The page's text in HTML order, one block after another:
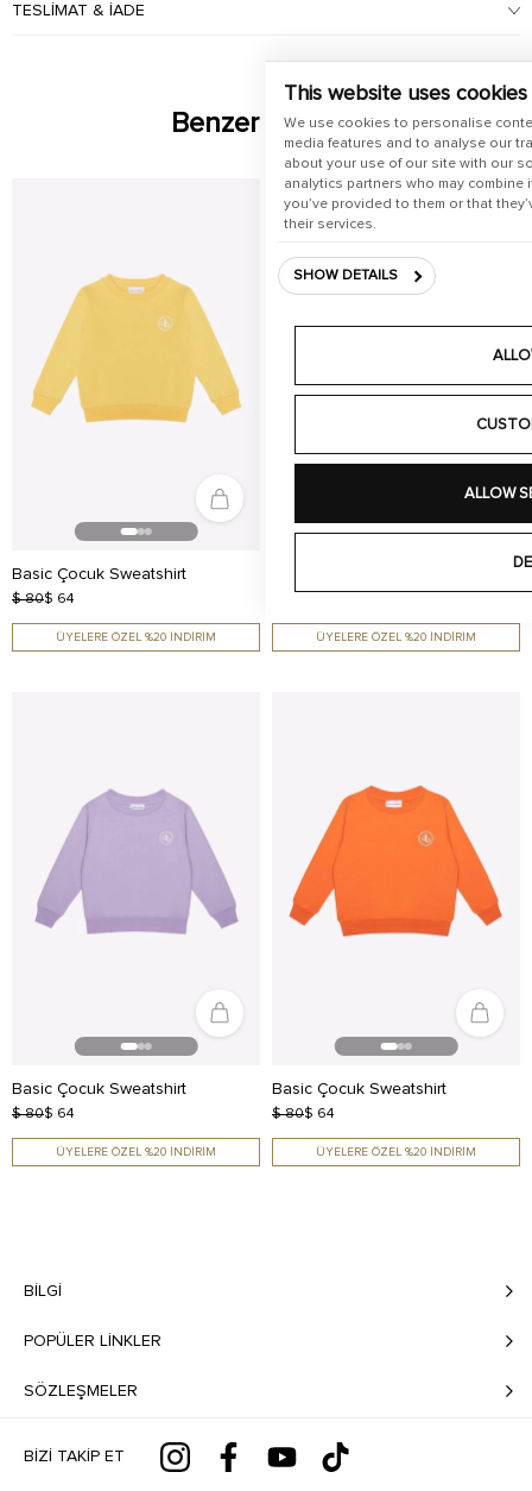
This website uses cookies
We use cookies to personalise
media features and to analyse our
about your use of our site with our
analytics partners who may
you’ve provided to them or that
their services.
SHOW DETAILS
ALLOW
TESLIMAT & İADE
Benzer Ürünler
Basic Çocuk Sweatshirt
$ 80$ 64
ÜYELERE ÖZEL %20 İNDİRİM ÜYELERE ÖZEL %20 İNDİRİM
Basic Çocuk Sweatshirt
$ 80$ 64
ÜYELERE ÖZEL %20 İNDİRİM
Basic Çocuk Sweatshirt
$ 80$ 64
ÜYELERE ÖZEL %20 İNDİRİM
BILGI
POPÜLER LİNKLER
SÖZLEŞMELER
BIZI TAKIP ET